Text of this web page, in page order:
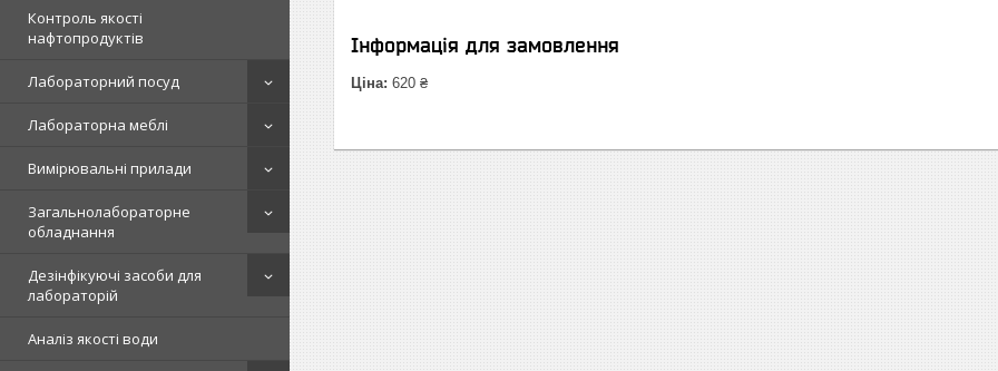
Контроль якості
нафтопродуктів
Лабораторний посуд
Лабораторна меблі
Вимірювальні прилади
Загальнолабораторне
обладнання
Дезінфікуючі засоби для
лабораторій
Аналіз якості води
Інформація для замовлення
Ціна: 620 ₴